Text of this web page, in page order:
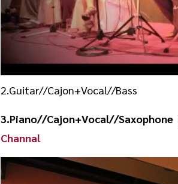
2.Guitar//Cajon+Vocal//Bass
3.Piano//Cajon+Vocal//Saxophone
Channal